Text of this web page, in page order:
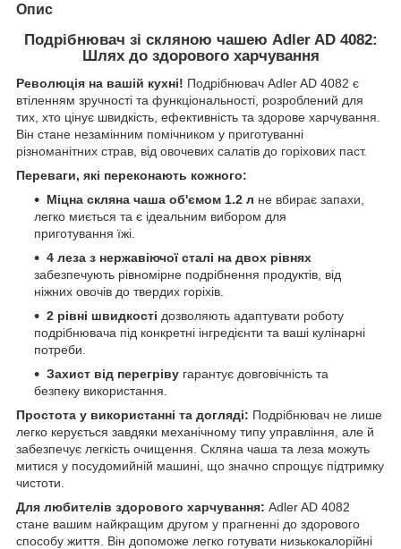
Опис
Подрібнювач зі скляною чашею Adler AD 4082:
Шлях до здорового харчування
Революція на вашій кухні! Подрібнювач Adler AD 4082 є
втіленням зручності та функціональності, розроблений для
тих, хто цінує швидкість, ефективність та здорове харчування.
Він стане незамінним помічником у приготуванні
різноманітних страв, від овочевих салатів до горіхових паст.
Переваги, які переконають кожного:
Міцна скляна чаша об'ємом 1.2 л не вбирає запахи,
легко миється та є ідеальним вибором для
приготування їжі.
4 леза з нержавіючої сталі на двох рівнях
забезпечують рівномірне подрібнення продуктів, від
ніжних овочів до твердих горіхів.
2 рівні швидкості дозволяють адаптувати роботу
подрібнювача під конкретні інгредієнти та ваші кулінарні
потреби.
Захист від перегріву гарантує довговічність та
безпеку використання.
Простота у використанні та догляді: Подрібнювач не лише
легко керується завдяки механічному типу управління, але й
забезпечує легкість очищення. Скляна чаша та леза можуть
митися у посудомийній машині, що значно спрощує підтримку
чистоти.
Для любителів здорового харчування: Adler AD 4082
стане вашим найкращим другом у прагненні до здорового
способу життя. Він допоможе легко готувати низькокалорійні